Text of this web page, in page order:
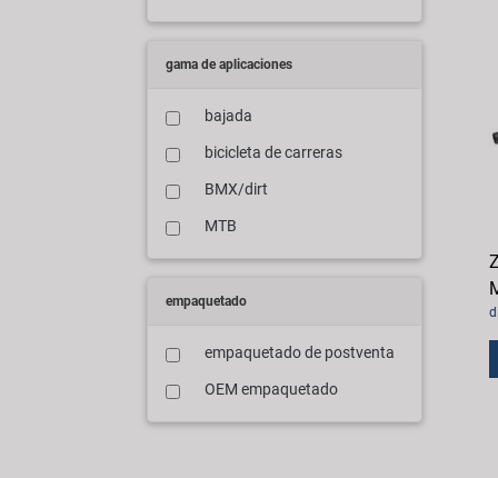
gama de aplicaciones
bajada
bicicleta de carreras
BMX/dirt
MTB
empaquetado
empaquetado de postventa
OEM empaquetado